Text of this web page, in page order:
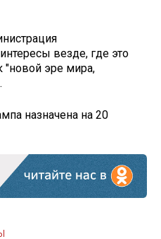
везде, где это
"новой эре мира,
назначена на 20